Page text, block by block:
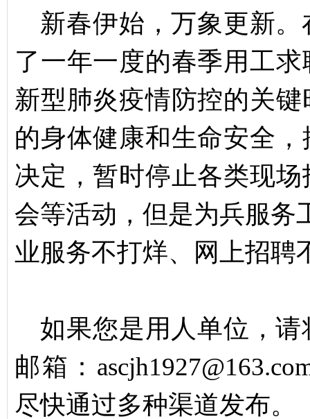
新春伊始，万象更新
了一年一度的春季用工
新型肺炎疫情防控的关
的身体健康和生命安全
决定，暂时停止各类现
会等活动，但是为兵服务
业服务不打烊、网上招聘
如果您是用人单位，
邮箱：
尽快通过多种渠道发布。